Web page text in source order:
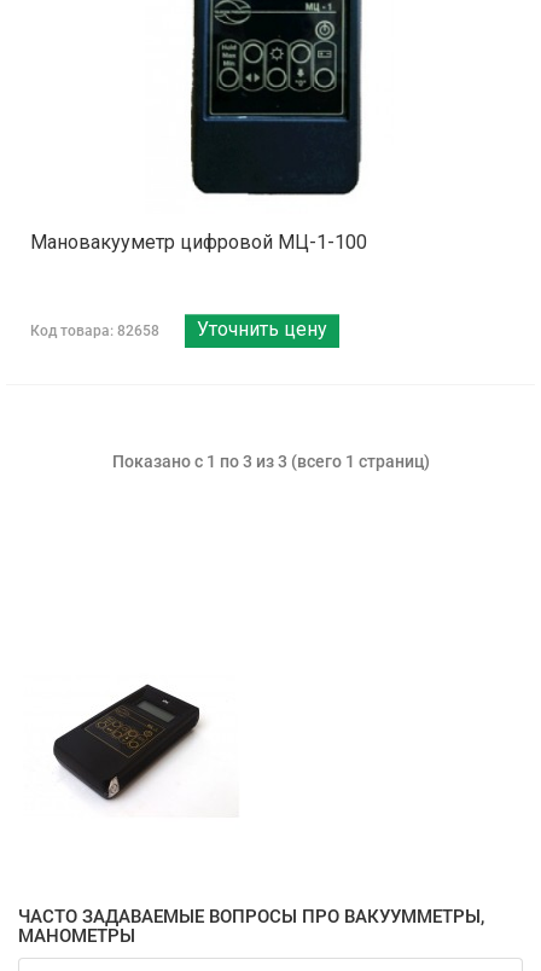
Мановакууметр цифровой МЦ-1-100
Код товара: 82658 Уточнить цену
Показано с 1 по 3 из 3 (всего 1 страниц)
ЧАСТО ЗАДАВАЕМЫЕ ВОПРОСЫ ПРО ВАКУУММЕТРЫ,
МАНОМЕТРЫ